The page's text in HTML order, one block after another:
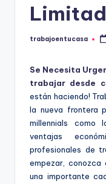
Publicado
trabajoentucasa
Se Necesita
trabajar desde
están haciendo!
la nueva frontera
millennials como
ventajas
profesionales de
empezar, conozca
una importante